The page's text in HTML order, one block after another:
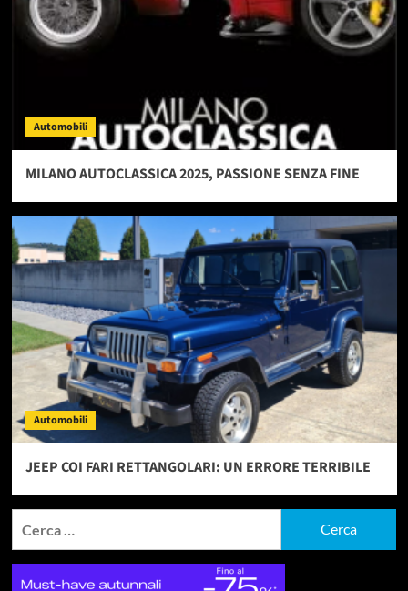
Automobili
MILANO AUTOCLASSICA 2025, PASSIONE SENZA FINE
Automobili
JEEP COI FARI RETTANGOLARI: UN ERRORE TERRIBILE